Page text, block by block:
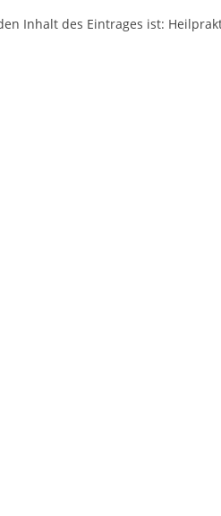
Inhalt des Eintrages ist: